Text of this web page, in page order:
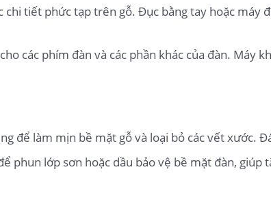
chi tiết phức tạp trên gỗ. Đục bằng tay hoặc máy
các phím đàn và các phần khác của đàn. Máy
để làm mịn bề mặt gỗ và loại bỏ các vết xước.
phun lớp sơn hoặc dầu bảo vệ bề mặt đàn, giúp